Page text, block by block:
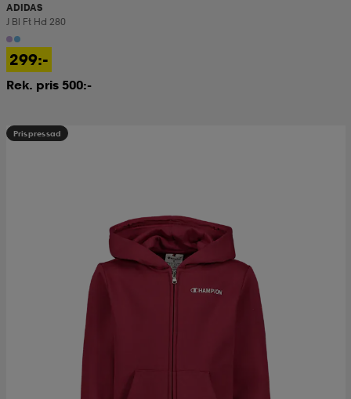
ADIDAS
J Bl Ft Hd 280
299:-
Rek. pris 500:-
Prispressad